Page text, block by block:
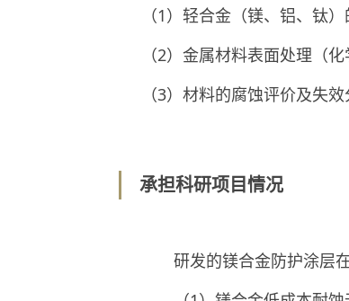
（1）轻合金（镁、铝、钛
（2）金属材料表面处理（
（3）材料的腐蚀评价及失
承担科研项目情况
研发的镁合金防护涂层在